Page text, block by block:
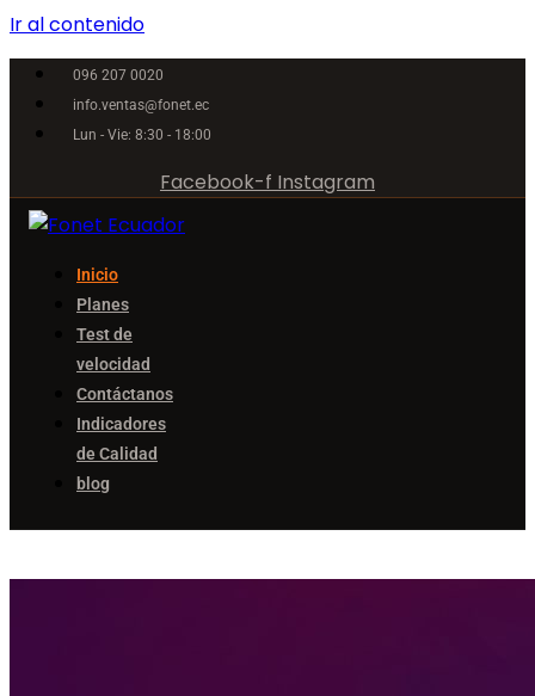
Ir al contenido
096 207 0020
info.ventas@fonet.ec
Lun - Vie: 8:30 - 18:00
Facebook-f Instagram
Inicio
Planes
Test de
velocidad
Contáctanos
Indicadores
de Calidad
blog